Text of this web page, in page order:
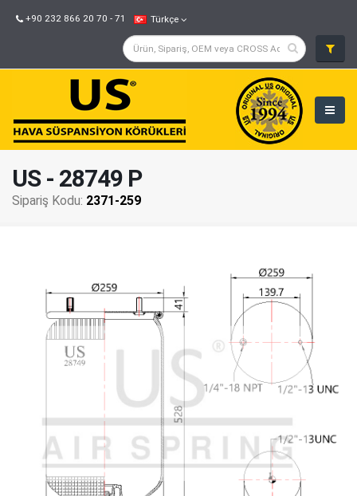
+90 232 866 20 70 - 71 Türkçe
US - 28749 P
Sipariş Kodu: 2371-259